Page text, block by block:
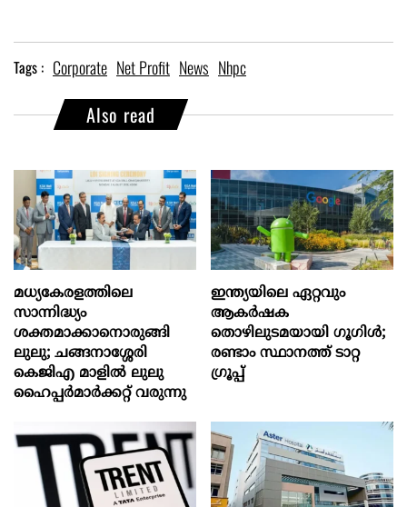
Tags : Corporate Net Profit News Nhpc
Also read
മധ്യകേരളത്തിലെ
സാന്നിദ്ധ്യം
ശക്തമാക്കാനൊരുങ്ങി
ലുലു; ചങ്ങനാശ്ശേരി
കെജിഎ മാളിൽ ലുലു
ഹൈപ്പർമാർക്കറ്റ് വരുന്നു
ഇന്ത്യയിലെ ഏറ്റവും
ആകര്‍ഷക
തൊഴിലുടമയായി ഗൂഗിള്‍;
രണ്ടാം സ്ഥാനത്ത് ടാറ്റ
ഗ്രൂപ്പ്